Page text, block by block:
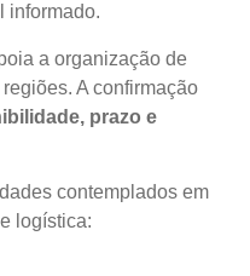
informado.
a organização de
A confirmação
prazo e
contemplados em
logística: